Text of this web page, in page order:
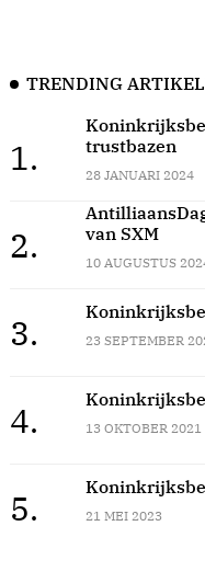
TRENDING
1.
trustbazen
28 JANUARI 2024
2.
van SXM
10 AUGUSTUS
3. 23 SEPTEMBER
4. 13 OKTOBER 2021
5. 21 MEI 2023